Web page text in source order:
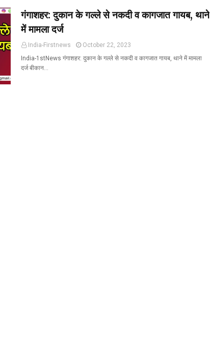
गंगाशहर: दुकान के गल्ले से नकदी व कागजात गायब, थाने
में मामला दर्ज
India-Firstnews
October 22, 2023
India-1stNews गंगाशहर: दुकान के गल्ले से नकदी व कागजात गायब, थाने में मामला
दर्ज बीकान…